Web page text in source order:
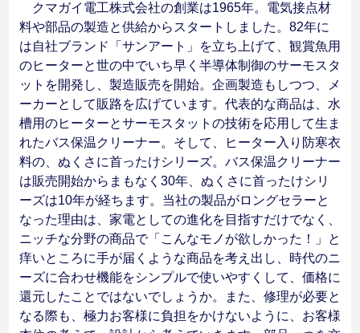
クマガイ電工株式会社の創業は1965年。電気接点材
料や部品の製造と供給からスタートしました。82年に
は自社ブランド「サンアート」を立ち上げて、観賞魚用
のヒーターと世の中でいち早く半導体制御のサーモスタ
ットを開発し、製造販売を開始。企画製造もしつつ、メ
ーカーとして販路を広げています。代表的な商品は、水
槽用のヒーターとサーモスタットの技術を応用して生ま
れたバス保温クリーナー。そして、ヒーター入り防寒衣
料の、ぬくさに首ったけシリーズ。バス保温クリーナー
は販売開始からまもなく30年、ぬくさに首ったけシリ
ーズは10年が経ちます。当社の製品がロングセラーと
なった理由は、家電としての進化を目指すだけでなく、
ニッチな分野の商品で「こんなモノが欲しかった！」と
痒いところに手が届くような商品を考え出し、時代のニ
ーズに合わせ機能をシンプルで使いやすくして、価格に
還元したことではないでしょうか。また、修理が必要と
なる際も、極力お客様に負担をかけないように、お客様